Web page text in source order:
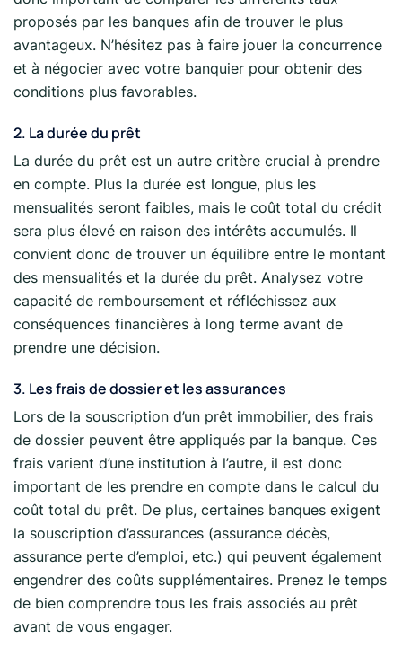
proposés par les banques afin de trouver le plus
avantageux. N’hésitez pas à faire jouer la concurrence
et à négocier avec votre banquier pour obtenir des
conditions plus favorables.
2. La durée du prêt
La durée du prêt est un autre critère crucial à prendre
en compte. Plus la durée est longue, plus les
mensualités seront faibles, mais le coût total du crédit
sera plus élevé en raison des intérêts accumulés. Il
convient donc de trouver un équilibre entre le montant
des mensualités et la durée du prêt. Analysez votre
capacité de remboursement et réfléchissez aux
conséquences financières à long terme avant de
prendre une décision.
3. Les frais de dossier et les assurances
Lors de la souscription d’un prêt immobilier, des frais
de dossier peuvent être appliqués par la banque. Ces
frais varient d’une institution à l’autre, il est donc
important de les prendre en compte dans le calcul du
coût total du prêt. De plus, certaines banques exigent
la souscription d’assurances (assurance décès,
assurance perte d’emploi, etc.) qui peuvent également
engendrer des coûts supplémentaires. Prenez le temps
de bien comprendre tous les frais associés au prêt
avant de vous engager.